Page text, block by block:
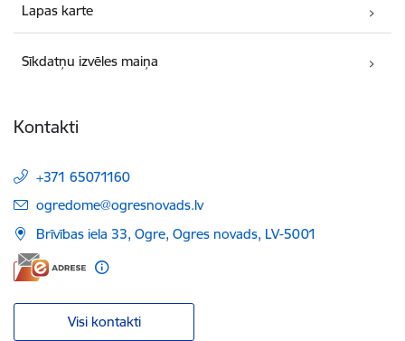
Lapas karte
Sīkdatņu izvēles maiņa
Kontakti
+371 65071160
E-pasts:
ogredome@ogresnovads.lv
Brīvības iela 33, Ogre, Ogres novads, LV-5001
Visi kontakti